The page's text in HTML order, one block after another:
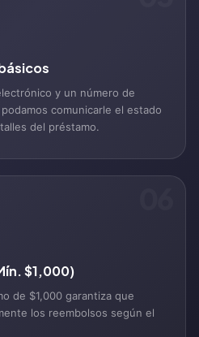
y un número de
comunicarle el estado
del préstamo.
$1,000)
de $1,000 garantiza que
los reembolsos según el